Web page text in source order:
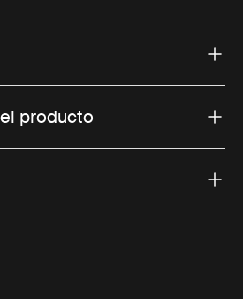
producto
(external link)
Instagram (external link)
on Youtube (external